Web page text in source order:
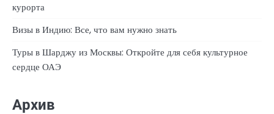
курорта
Визы в Индию: Все, что вам нужно знать
Туры в Шарджу из Москвы: Откройте для себя культурное
сердце ОАЭ
Архив